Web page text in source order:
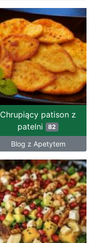
Chrupiący patison z
patelni 82
Blog z Apetytem